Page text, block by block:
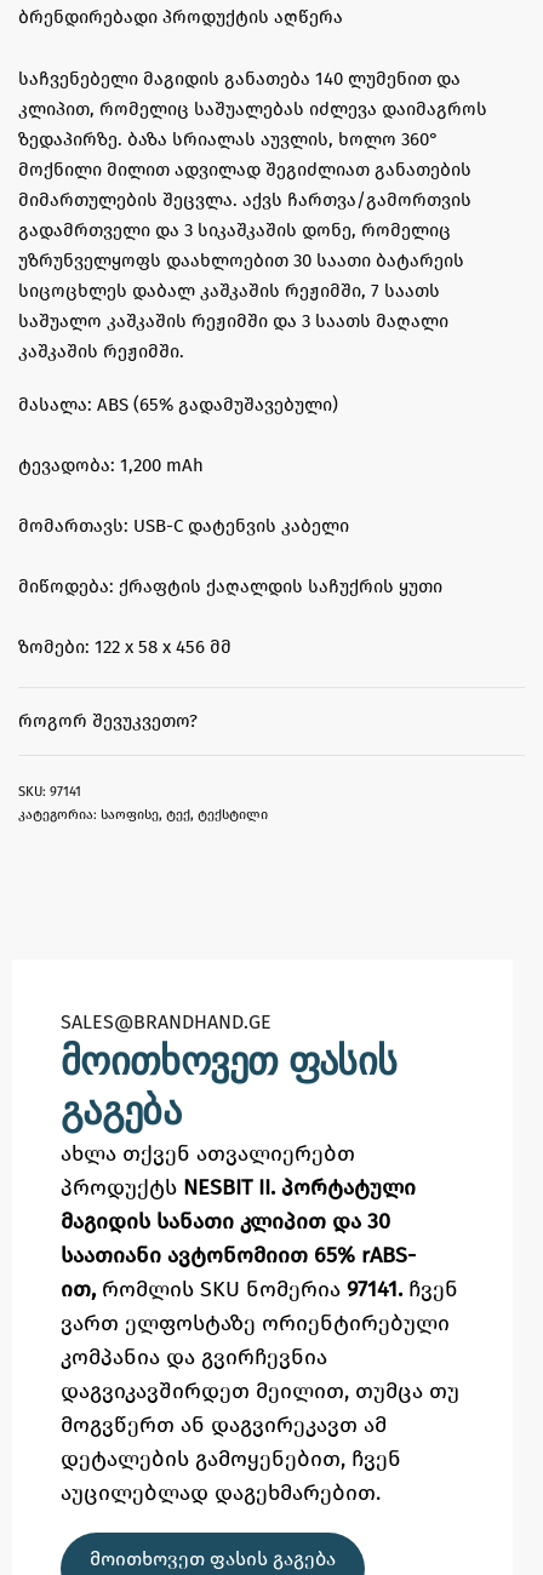
ᲑᲠᲔᲜᲓᲘᲠᲔᲑᲐᲓᲘ ᲞᲠᲝᲓᲣᲥᲢᲘᲡ ᲐᲦᲬᲔᲠᲐ
საჩვენებელი მაგიდის განათება 140 ლუმენით და
კლიპით, რომელიც საშუალებას იძლევა დაიმაგროს
ზედაპირზე. ბაზა სრიალას აუვლის, ხოლო 360°
მოქნილი მილით ადვილად შეგიძლიათ განათების
მიმართულების შეცვლა. აქვს ჩართვა/გამორთვის
გადამრთველი და 3 სიკაშკაშის დონე, რომელიც
უზრუნველყოფს დაახლოებით 30 საათი ბატარეის
სიცოცხლეს დაბალ კაშკაშის რეჟიმში, 7 საათს
საშუალო კაშკაშის რეჟიმში და 3 საათს მაღალი
კაშკაშის რეჟიმში.
მასალა: ABS (65% გადამუშავებული)
ტევადობა: 1,200 mAh
მომართავს: USB-C დატენვის კაბელი
მიწოდება: ქრაფტის ქაღალდის საჩუქრის ყუთი
ზომები: 122 x 58 x 456 მმ
ᲠᲝᲒᲝᲠ ᲨᲔᲕᲣᲙᲕᲔᲗᲝ?
97141
კატეგორია: საოფისე, ტექ, ტექსტილი
SALES@BRANDHAND.GE​
მოითხოვეთ ფასის
გაგება
ახლა თქვენ ათვალიერებთ
პროდუქტს NESBIT II. პორტატული
მაგიდის სანათი კლიპით და 30
საათიანი ავტონომიით 65% rABS-
ით, რომლის SKU ნომერია 97141. ჩვენ
ვართ ელფოსტაზე ორიენტირებული
კომპანია და გვირჩევნია
დაგვიკავშირდეთ მეილით, თუმცა თუ
მოგვწერთ ან დაგვირეკავთ ამ
დეტალების გამოყენებით, ჩვენ
აუცილებლად დაგეხმარებით.
ᲛᲝᲘᲗᲮᲝᲕᲔᲗ ᲤᲐᲡᲘᲡ ᲒᲐᲒᲔᲑᲐ